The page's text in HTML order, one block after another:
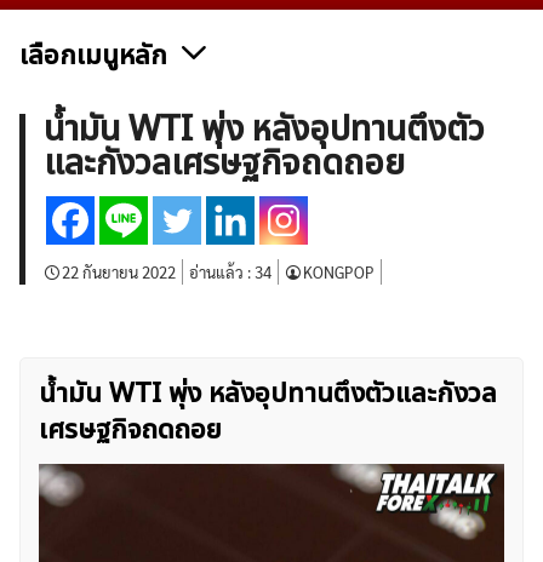
ค้นหา
สำหรับ:
เลือกเมนูหลัก
ข่าวฟอเร็กซ์และสกุลเงิน คริปโตเคอร์เรนซี
ฟรีซิกแนล รายวัน
บทวิเคราะห์
เศรษฐกิจทั่วไป ดัชนี-หุ้น
พันธบัตร
สินค้าโภคภัณฑ์
โบรกเกอร์ FX
โปรโมชั่น Forex
กองทุน Forex
ฟรี EA
น้ำมัน WTI พุ่ง หลังอุปทานตึงตัว
และกังวลเศรษฐกิจถดถอย
22 กันยายน 2022 อ่านแล้ว :34 KONGPOP
น้ำมัน WTI พุ่ง หลังอุปทานตึงตัวและกังวล
เศรษฐกิจถดถอย